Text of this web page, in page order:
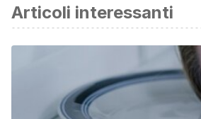
Articoli interessanti